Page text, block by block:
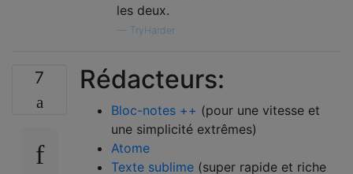
les deux.
TryHarder
7 Rédacteurs:
Bloc-notes ++ (pour une vitesse et
une simplicité extrêmes)
Atome
Texte sublime (super rapide et riche